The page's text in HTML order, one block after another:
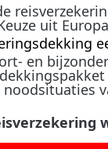
uit
en